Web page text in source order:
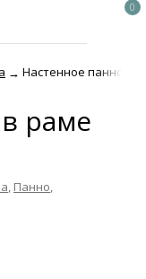
0
→ Настенное панно в
раме
, Панно,